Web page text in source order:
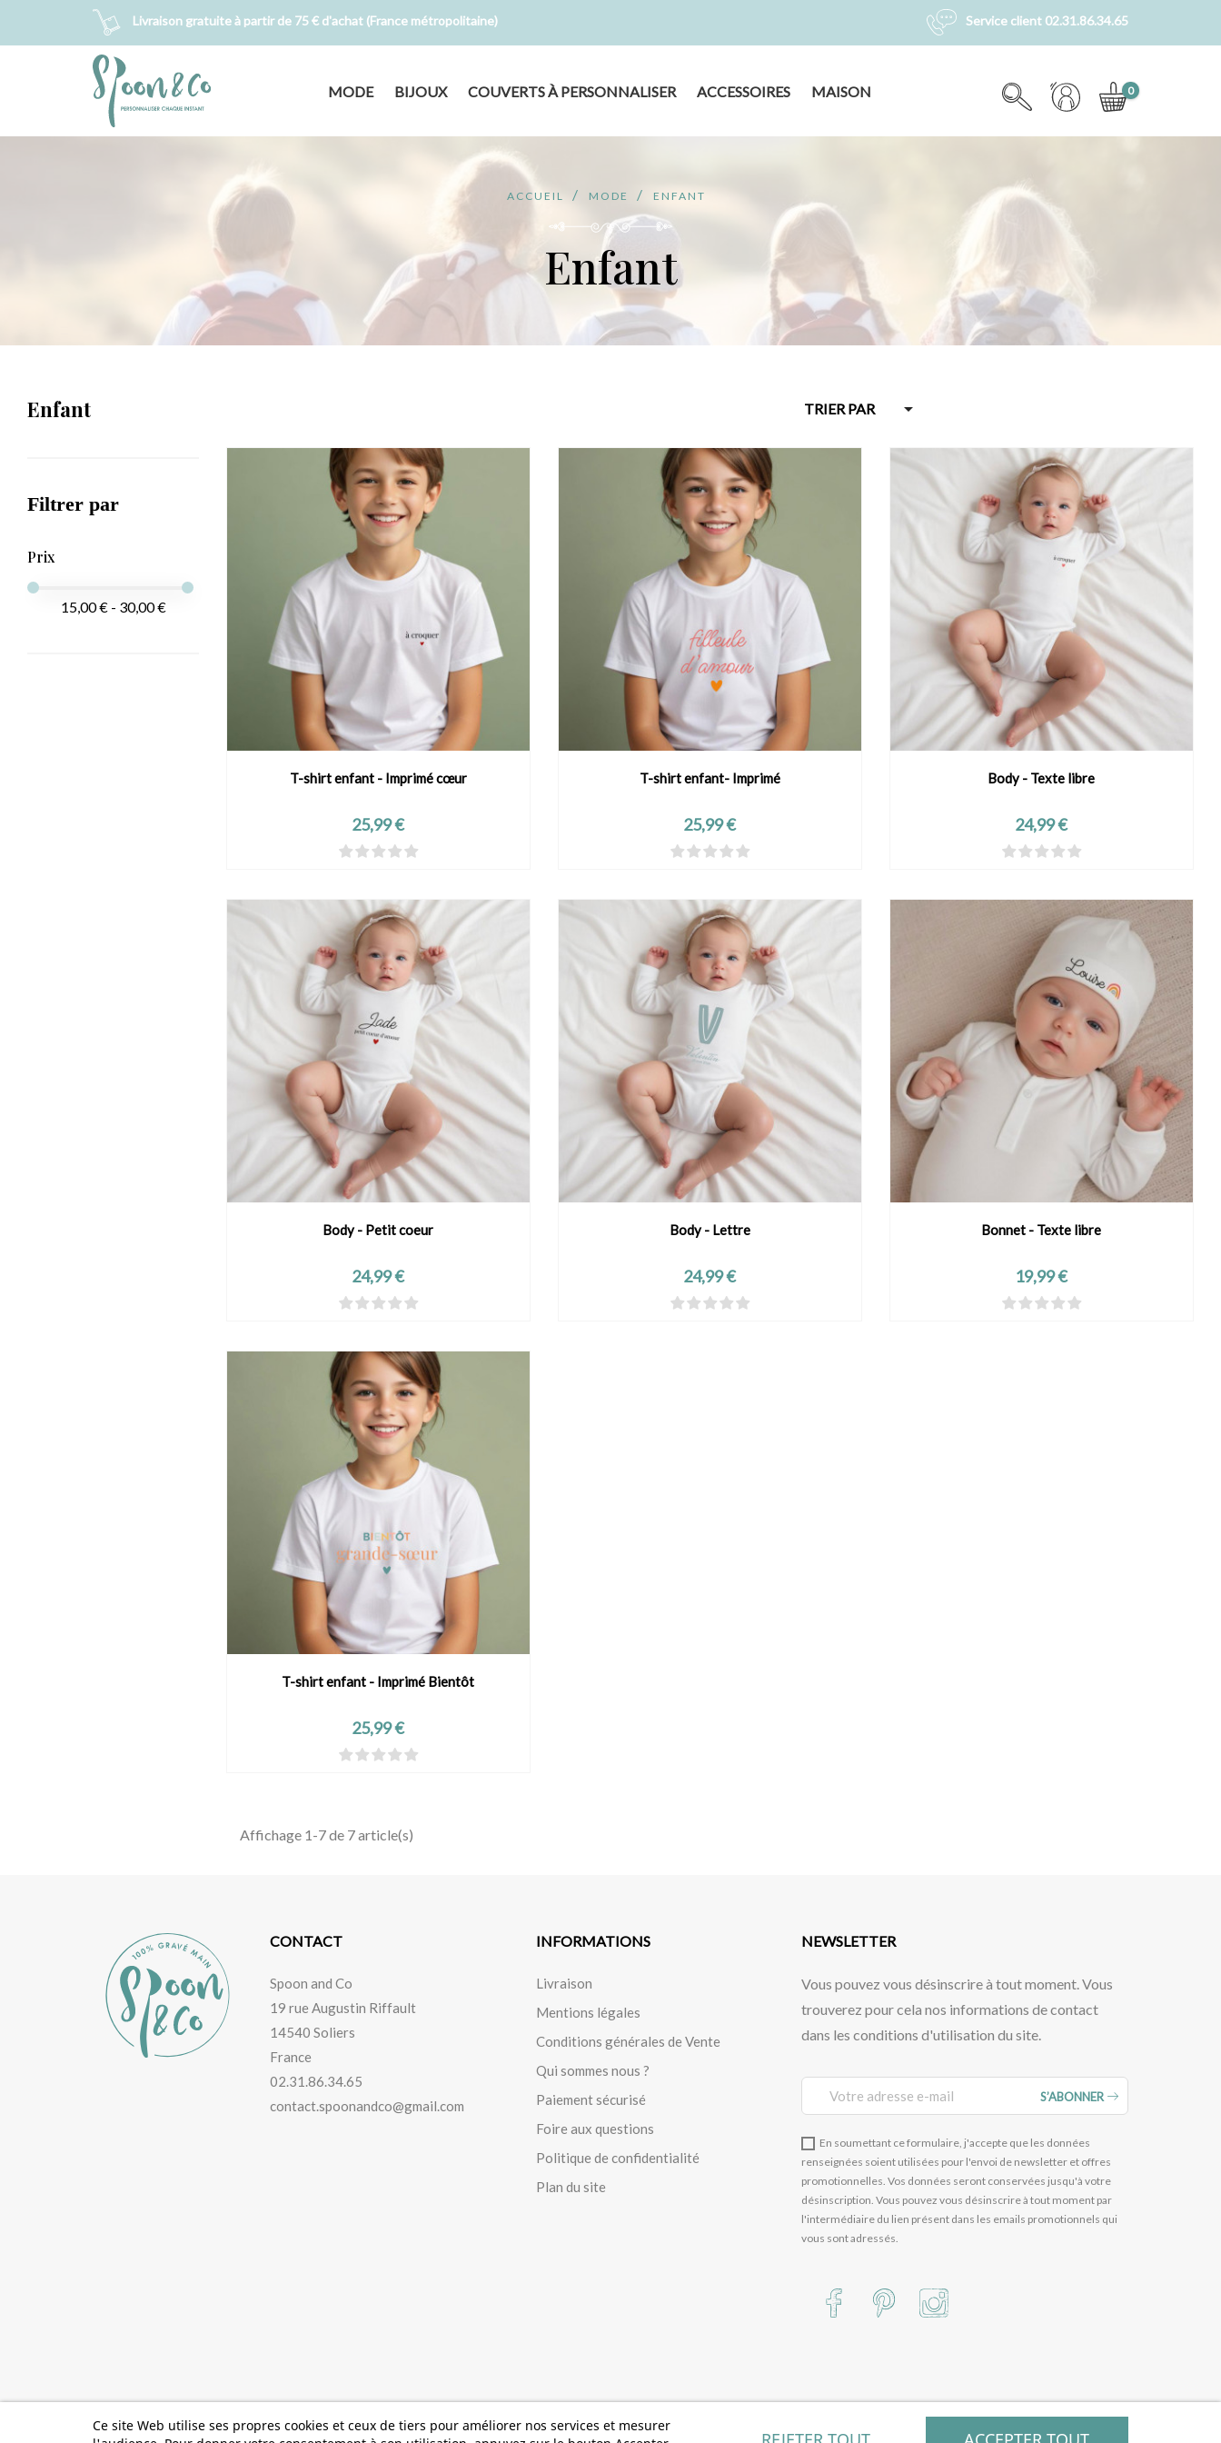
Livraison gratuite à partir de 75 € d'achat (France métropolitaine) Service client 02.31.86.34.65
MODE BIJOUX COUVERTS À PERSONNALISER ACCESSOIRES MAISON 0
ACCUEIL MODE ENFANT
Enfant
Enfant
Filtrer par
Prix
15,00 € - 30,00 €
TRIER PAR 
T-shirt enfant - Imprimé cœur
Prix
25,99 €
T-shirt enfant- Imprimé
Prix
25,99 €
Body - Texte libre
Prix
24,99 €
Body - Petit coeur
Prix
24,99 €
Body - Lettre
Prix
24,99 €
Bonnet - Texte libre
Prix
19,99 €
T-shirt enfant - Imprimé Bientôt
Prix
25,99 €
Affichage 1-7 de 7 article(s)
CONTACT
Spoon and Co
19 rue Augustin Riffault
14540 Soliers
France
02.31.86.34.65
contact.spoonandco@gmail.com
INFORMATIONS
Livraison
Mentions légales
Conditions générales de Vente
Qui sommes nous ?
Paiement sécurisé
Foire aux questions
Politique de confidentialité
Plan du site
Ce site Web utilise ses propres cookies et ceux de tiers pour améliorer nos services et mesurer
NEWSLETTER
Vous pouvez vous désinscrire à tout moment. Vous
trouverez pour cela nos informations de contact
dans les conditions d'utilisation du site.
S’ABONNER
En soumettant ce formulaire, j'accepte que les données
renseignées soient utilisées pour l'envoi de newsletter et offres
promotionnelles. Vos données seront conservées jusqu'à votre
désinscription. Vous pouvez vous désinscrire à tout moment par
l'intermédiaire du lien présent dans les emails promotionnels qui
vous sont adressés.